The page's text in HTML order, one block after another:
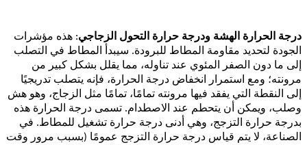
درجة الحرارة الهشة ودرجة حرارة التحول الزجاجي: هذه مؤشرات
الجودة لتحديد مقاومة المطاط للبرودة. سيبدأ المطاط في التصلب
إلى ما دون الصفر المئوي عند تناوله، مما يقلل بشكل كبير من
مرونته؛ ومع استمرار انخفاض درجة الحرارة، فإنه يتصلب تدريجيًا
إلى النقطة التي يفقد فيها مرونته تمامًا، تمامًا مثل الزجاج، وهو هش
وصلب، ويمكن أن يتحطم عند الاصطدام. تسمى درجة الحرارة هذه
بدرجة حرارة التزجج، وهي أدنى درجة حرارة تشغيل للمطاط. في
الصناعة، لا يتم قياس درجة حرارة التزجج عمومًا (بسبب مرور وقت